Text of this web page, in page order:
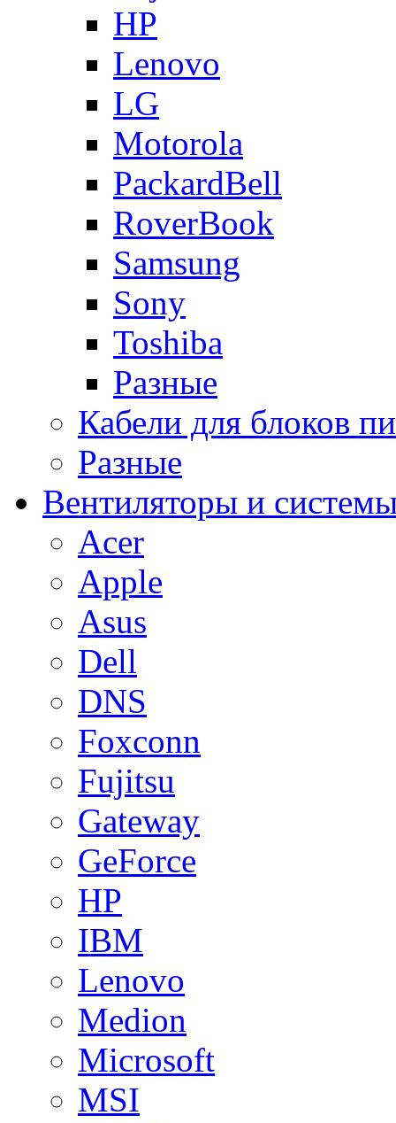
HP
Lenovo
LG
Motorola
PackardBell
RoverBook
Samsung
Sony
Toshiba
Разные
Кабели для блоков
Разные
Вентиляторы и
Acer
Apple
Asus
Dell
DNS
Foxconn
Fujitsu
Gateway
GeForce
HP
IBM
Lenovo
Medion
Microsoft
MSI